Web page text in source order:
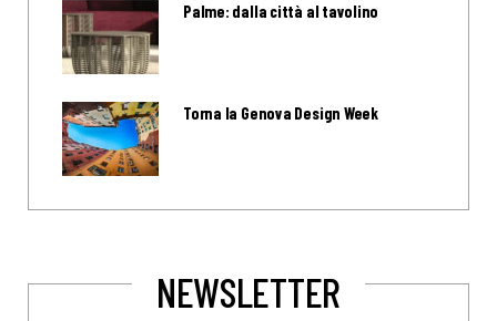
Palme: dalla città al tavolino
Torna la Genova Design Week
NEWSLETTER